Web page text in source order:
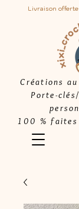
Créations
Porte-
100 % faites
Livraison